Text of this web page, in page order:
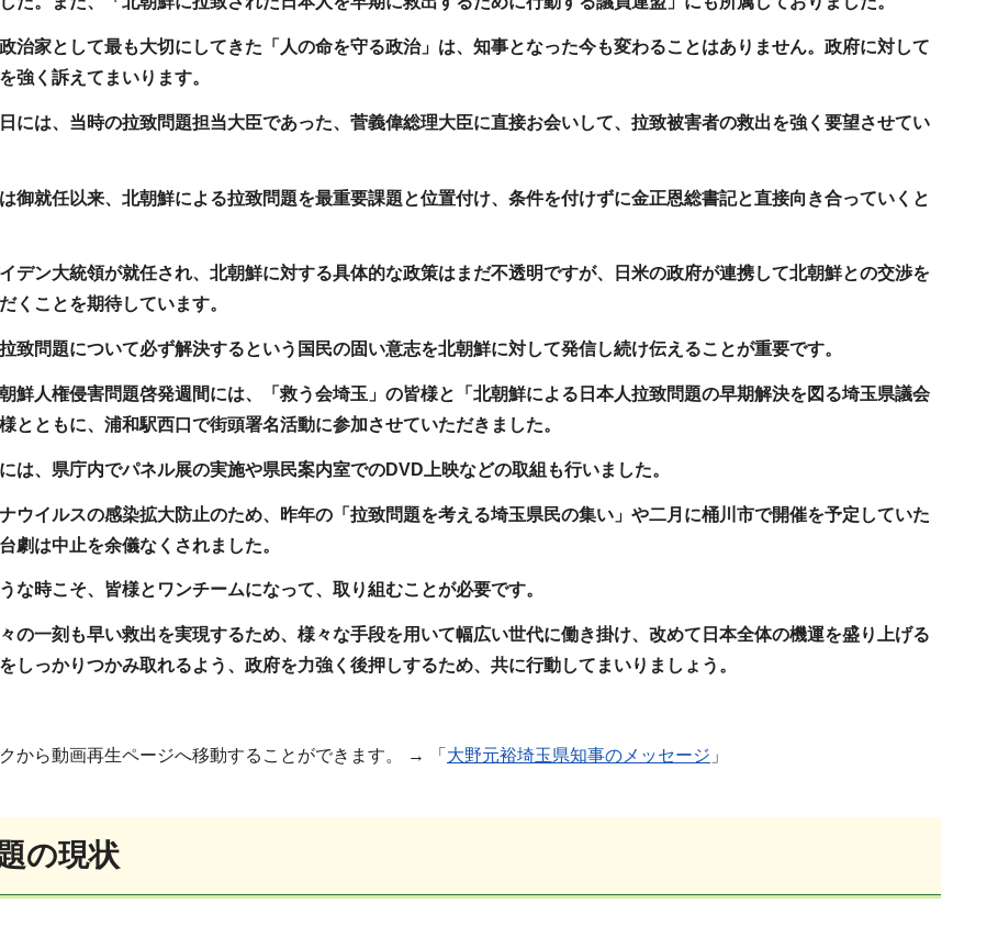
治家として最も大切にしてきた「人の命を守る政治」は、知事となった今も変わることはありません。政府に対して
強く訴えてまいります。
には、当時の拉致問題担当大臣であった、菅義偉総理大臣に直接お会いして、拉致被害者の救出を強く要望させてい
御就任以来、北朝鮮による拉致問題を最重要課題と位置付け、条件を付けずに金正恩総書記と直接向き合っていくと
デン大統領が就任され、北朝鮮に対する具体的な政策はまだ不透明ですが、日米の政府が連携して北朝鮮との交渉を
くことを期待しています。
致問題について必ず解決するという国民の固い意志を北朝鮮に対して発信し続け伝えることが重要です。
鮮人権侵害問題啓発週間には、「救う会埼玉」の皆様と「北朝鮮による日本人拉致問題の早期解決を図る埼玉県議会
とともに、浦和駅西口で街頭署名活動に参加させていただきました。
は、県庁内でパネル展の実施や県民案内室でのDVD上映などの取組も行いました。
ウイルスの感染拡大防止のため、昨年の「拉致問題を考える埼玉県民の集い」や二月に桶川市で開催を予定していた
劇は中止を余儀なくされました。
な時こそ、皆様とワンチームになって、取り組むことが必要です。
の一刻も早い救出を実現するため、様々な手段を用いて幅広い世代に働き掛け、改めて日本全体の機運を盛り上げる
しっかりつかみ取れるよう、政府を力強く後押しするため、共に行動してまいりましょう。
から動画再生ページへ移動することができます。 → 「 大野元裕埼玉県知事のメッセージ 」
の現状